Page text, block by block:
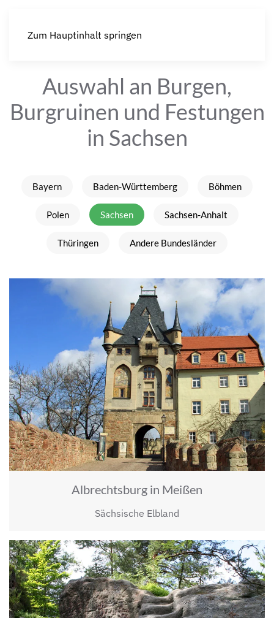
Zum Hauptinhalt springen
Auswahl an Burgen,
Burgruinen und Festungen
in Sachsen
Bayern Baden-Württemberg Böhmen
Polen Sachsen Sachsen-Anhalt
Thüringen Andere Bundesländer
Albrechtsburg in Meißen
Sächsische Elbland